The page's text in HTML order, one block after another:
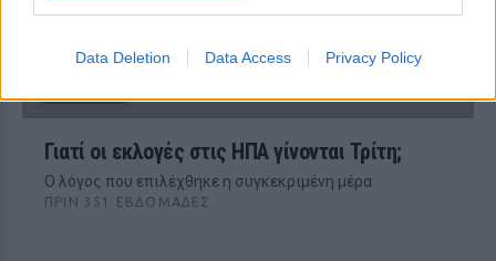
Data Deletion Data Access Privacy Policy
ΙΣΤΟΡΙΚΆ
Γιατί οι εκλογές στις ΗΠΑ γίνονται Τρίτη;
Ο λόγος που επιλέχθηκε η συγκεκριμένη μέρα
ΠΡΙΝ 351 ΕΒΔΟΜΆΔΕΣ